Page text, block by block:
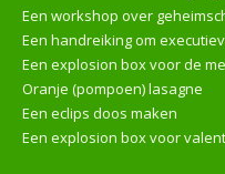
Een workshop over
Een handreiking om
Een explosion box voor de
Oranje (pompoen) lasagne
Een eclips doos maken
Een explosion box voor